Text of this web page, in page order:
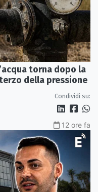
torna dopo la
della pressione
Condividi su:
12 ore fa